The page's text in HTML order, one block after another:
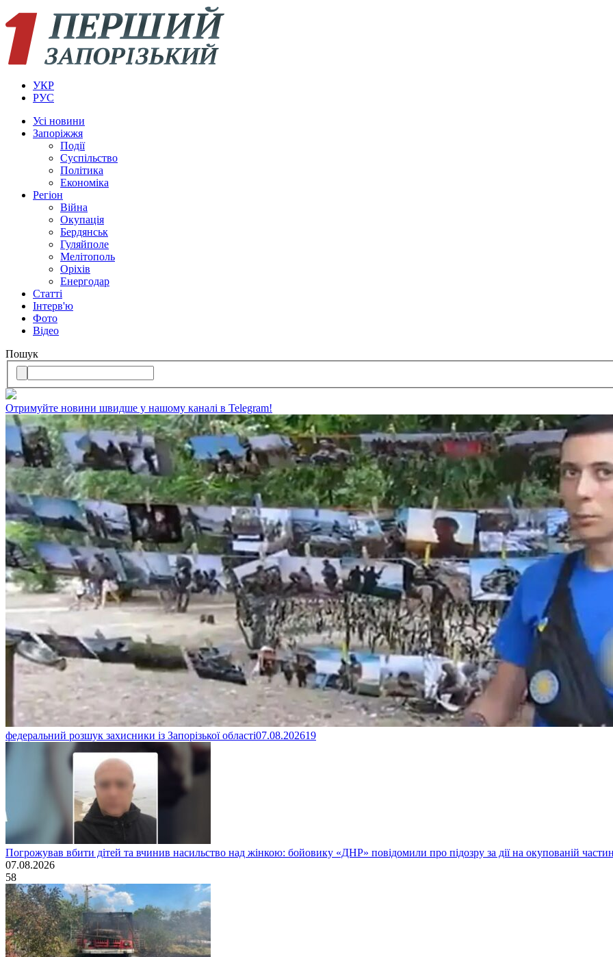
УКР
РУС
Усi новини
Запоріжжя
Події
Суспільство
Політика
Економіка
Регіон
Війна
Окупація
Бердянськ
Гуляйполе
Мелітополь
Оріхів
Енергодар
Статті
Інтерв'ю
Фото
Відео
Пошук
Oтримуйте нoвини швидше у нaшoму каналі в Telegram!
федеральний розшук захисники із Запорізької області07.08.202619
Погрожував вбити дітей та вчинив насильство над жінкою: бойовику «ДНР» повідомили про підозру за дії на окупованій частині
07.08.2026
58